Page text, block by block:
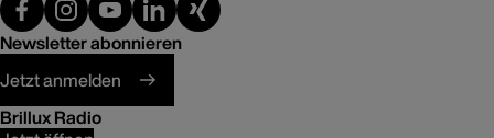
Newsletter abonnieren
Jetzt anmelden
Brillux Radio